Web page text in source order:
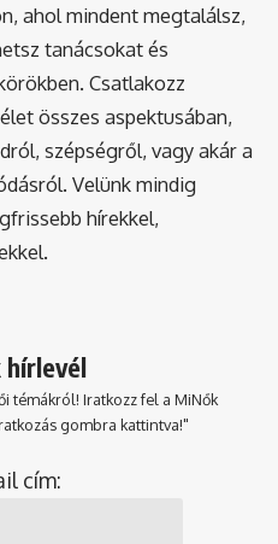
ahol mindent megtalálsz,
tanácsokat és
Csatlakozz
összes aspektusában,
szépségről, vagy akár a
Velünk mindig
hírekkel,
hírlevél
témákról! Iratkozz fel a MiNők
gombra kattintva!"
cím: